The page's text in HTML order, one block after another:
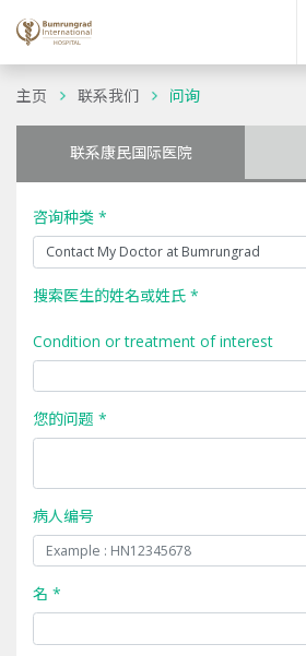
主页 联系我们 问询
联系康民国际医院
咨询种类 *
搜索医生的姓名或姓氏 *
Condition or treatment of interest
您的问题 *
病人编号
名 *